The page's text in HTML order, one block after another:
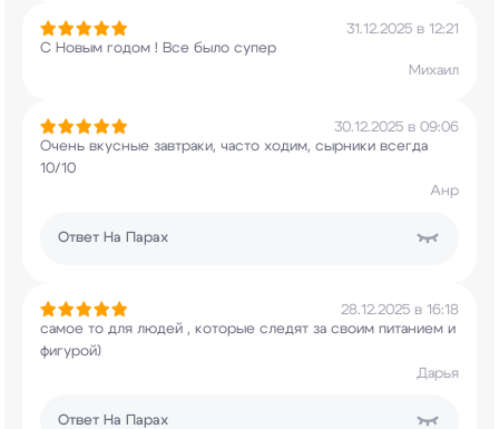
31.12.2025 в 12:21
С Новым годом ! Все было супер
Михаил
30.12.2025 в 09:06
Очень вкусные завтраки, часто ходим, сырники всегда
10/10
Анр
Ответ На Парах
28.12.2025 в 16:18
самое то для людей , которые следят за своим питанием и
фигурой)
Дарья
Ответ На Парах